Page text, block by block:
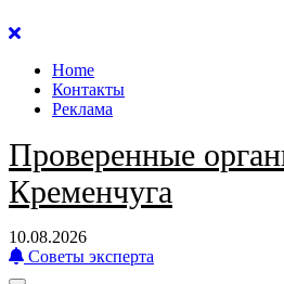
Перейти
содержанию
Home
Контакты
Реклама
Проверенные
Кременчуга
10.08.2026
Советы эксперта